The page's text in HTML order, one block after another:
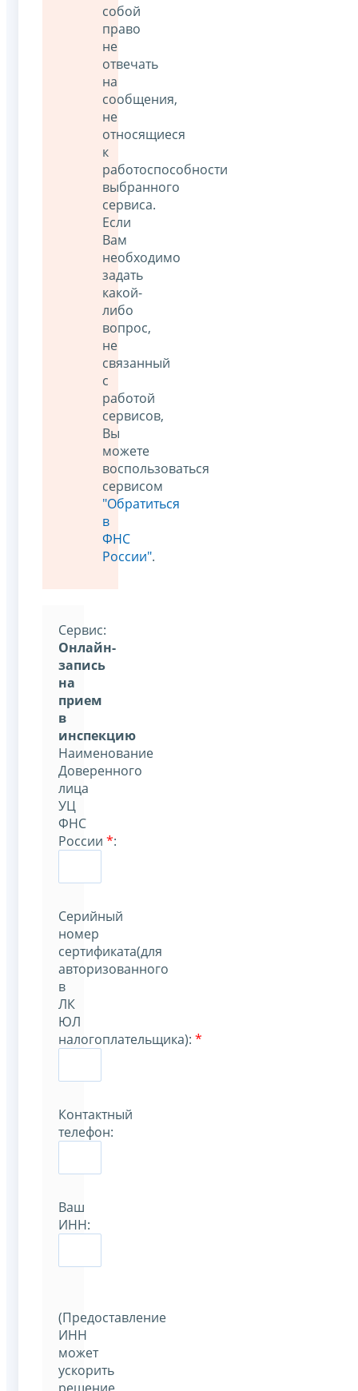
собой
право
не
отвечать
на
сообщения,
не
относящиеся
к
работоспособности
выбранного
сервиса.
Если
Вам
необходимо
задать
какой-
либо
вопрос,
не
связанный
с
работой
сервисов,
Вы
можете
воспользоваться
сервисом
"Обратиться
в
ФНС
России".
Cервис:
Онлайн-
запись
на
прием
в
инспекцию
Наименование
Доверенного
лица
УЦ
ФНС
России *:
Серийный
номер
сертификата(для
авторизованного
в
ЛК
ЮЛ
налогоплательщика): *
Контактный
телефон:
Ваш
ИНН:
(Предоставление
ИНН
может
ускорить
решение